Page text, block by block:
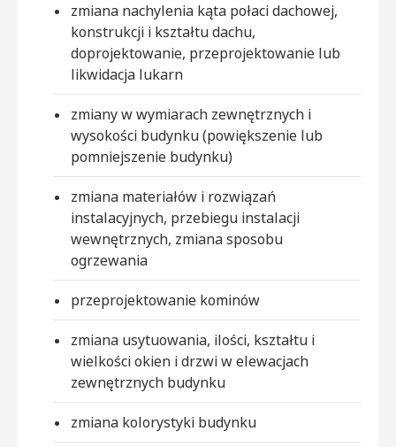
zmiana nachylenia kąta połaci dachowej,
konstrukcji i kształtu dachu,
doprojektowanie, przeprojektowanie lub
likwidacja lukarn
zmiany w wymiarach zewnętrznych i
wysokości budynku (powiększenie lub
pomniejszenie budynku)
zmiana materiałów i rozwiązań
instalacyjnych, przebiegu instalacji
wewnętrznych, zmiana sposobu
ogrzewania
przeprojektowanie kominów
zmiana usytuowania, ilości, kształtu i
wielkości okien i drzwi w elewacjach
zewnętrznych budynku
zmiana kolorystyki budynku